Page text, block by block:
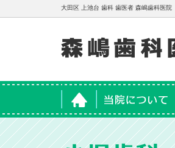
大田区 上池台 歯科 歯医者 森嶋歯科医院
ホーム 当院について